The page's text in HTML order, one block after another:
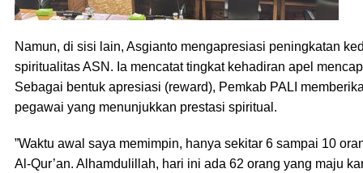
‎Namun, di sisi lain, Asgianto mengapresiasi peningkatan
spiritualitas ASN. Ia mencatat tingkat kehadiran apel
Sebagai bentuk apresiasi (reward), Pemkab PALI
pegawai yang menunjukkan prestasi spiritual.
‎”Waktu awal saya memimpin, hanya sekitar 6 sampai 10
Al-Qur’an. Alhamdulillah, hari ini ada 62 orang yang maju